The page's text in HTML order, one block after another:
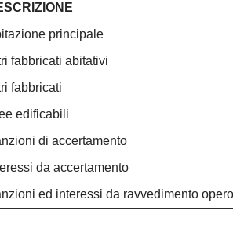
principale
fabbricati abitativi
fabbricati
edificabili
di accertamento
da accertamento
ed interessi da ravvedimento